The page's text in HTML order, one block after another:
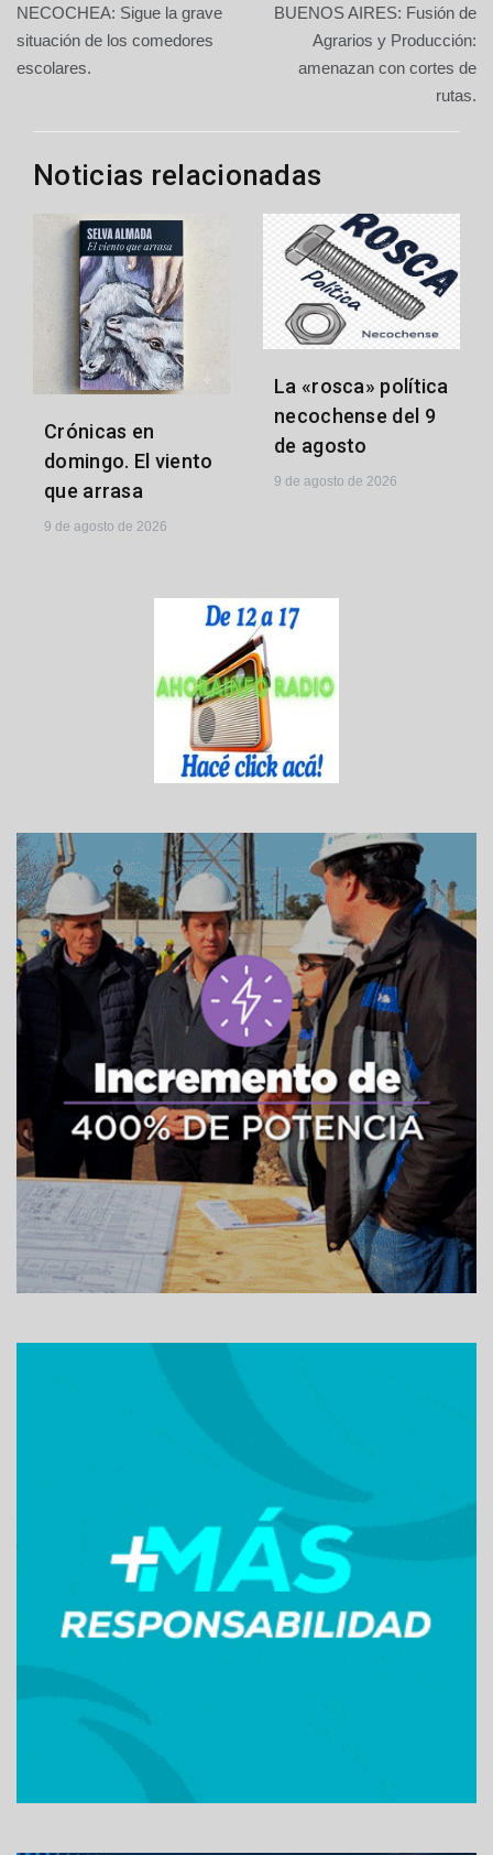
de
entradas
NECOCHEA: Sigue la grave
situación de los comedores
escolares.
BUENOS AIRES: Fusión de
Agrarios y Producción:
amenazan con cortes de
rutas.
Noticias relacionadas
Crónicas en
domingo. El viento
que arrasa
9 de agosto de 2026
La «rosca» política
necochense del 9
de agosto
9 de agosto de 2026